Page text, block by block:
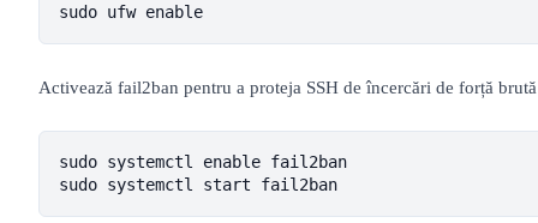
sudo ufw enable
Activează fail2ban pentru a proteja SSH de încercări de forță
sudo systemctl enable fail2ban
sudo systemctl start fail2ban